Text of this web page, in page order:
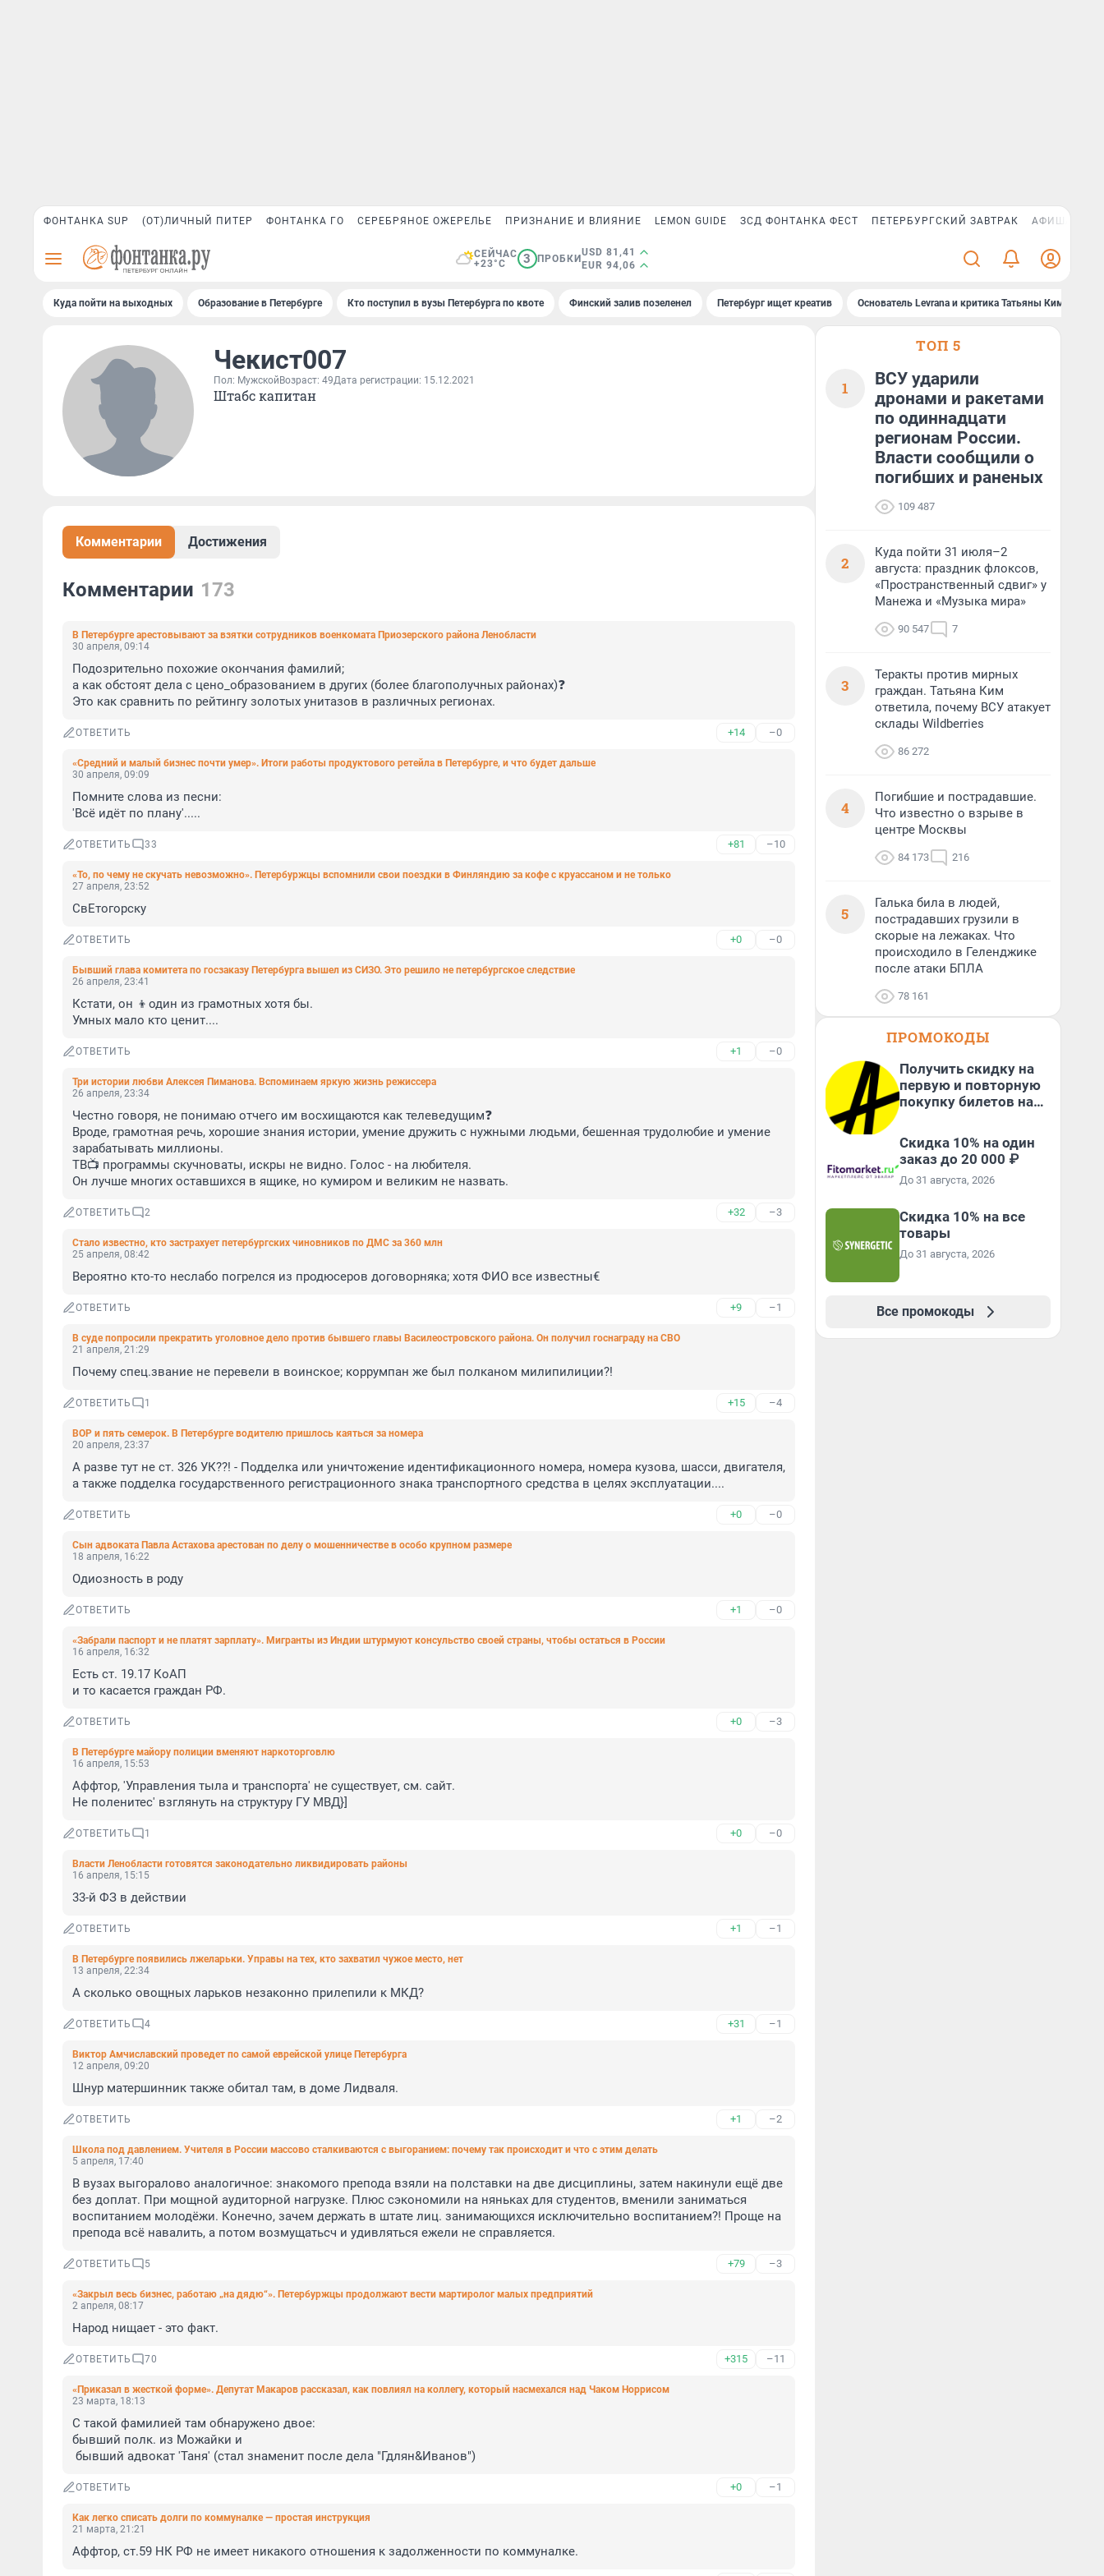
ФОНТАНКА SUP (ОТ)ЛИЧНЫЙ ПИТЕР ФОНТАНКА ГО СЕРЕБРЯНОЕ ОЖЕРЕЛЬЕ ПРИЗНАНИЕ И ВЛИЯНИЕ LEMON GUIDE ЗСД ФОНТАНКА ФЕСТ ПЕТЕРБУРГСКИЙ ЗАВТРАК АФИША PLUS
СЕЙЧАС
+23°C
3 ПРОБКИ
USD 81,41
EUR 94,06
Куда пойти на выходных Образование в Петербурге Кто поступил в вузы Петербурга по квоте Финский залив позеленел Петербург ищет креатив Основатель Levrana и критика Татьяны Ким
Чекист007
Пол: Мужской Возраст: 49Дата регистрации: 15.12.2021
Штабс капитан
Комментарии Достижения
Комментарии 173
В Петербурге арестовывают за взятки сотрудников военкомата Приозерского района Ленобласти
30 апреля, 09:14
Подозрительно похожие окончания фамилий;
а как обстоят дела с цено_образованием в других (более благополучных районах)❓
Это как сравнить по рейтингу золотых унитазов в различных регионах.
ОТВЕТИТЬ +14 –0
«Средний и малый бизнес почти умер». Итоги работы продуктового ретейла в Петербурге, и что будет дальше
30 апреля, 09:09
Помните слова из песни:
'Всё идёт по плану'.....
ОТВЕТИТЬ 33 +81 –10
«То, по чему не скучать невозможно». Петербуржцы вспомнили свои поездки в Финляндию за кофе с круассаном и не только
27 апреля, 23:52
СвЕтогорску
ОТВЕТИТЬ +0 –0
Бывший глава комитета по госзаказу Петербурга вышел из СИЗО. Это решило не петербургское следствие
26 апреля, 23:41
Кстати, он 👦один из грамотных хотя бы.
Умных мало кто ценит....
ОТВЕТИТЬ +1 –0
Три истории любви Алексея Пиманова. Вспоминаем яркую жизнь режиссера
26 апреля, 23:34
Честно говоря, не понимаю отчего им восхищаются как телеведущим❓
Вроде, грамотная речь, хорошие знания истории, умение дружить с нужными людьми, бешенная трудолюбие и умение
зарабатывать миллионы.
ТВ📺 программы скучноваты, искры не видно. Голос - на любителя.
Он лучше многих оставшихся в ящике, но кумиром и великим не назвать.
ОТВЕТИТЬ 2 +32 –3
Стало известно, кто застрахует петербургских чиновников по ДМС за 360 млн
25 апреля, 08:42
Вероятно кто-то неслабо погрелся из продюсеров договорняка; хотя ФИО все известны€
ОТВЕТИТЬ +9 –1
В суде попросили прекратить уголовное дело против бывшего главы Василеостровского района. Он получил госнаграду на СВО
21 апреля, 21:29
Почему спец.звание не перевели в воинское; коррумпан же был полканом милипилиции?!
ОТВЕТИТЬ 1 +15 –4
ВОР и пять семерок. В Петербурге водителю пришлось каяться за номера
20 апреля, 23:37
А разве тут не ст. 326 УК??! - Подделка или уничтожение идентификационного номера, номера кузова, шасси, двигателя,
а также подделка государственного регистрационного знака транспортного средства в целях эксплуатации....
ОТВЕТИТЬ +0 –0
Сын адвоката Павла Астахова арестован по делу о мошенничестве в особо крупном размере
18 апреля, 16:22
Одиозность в роду
ОТВЕТИТЬ +1 –0
«Забрали паспорт и не платят зарплату». Мигранты из Индии штурмуют консульство своей страны, чтобы остаться в России
16 апреля, 16:32
Есть ст. 19.17 КоАП
и то касается граждан РФ.
ОТВЕТИТЬ +0 –3
В Петербурге майору полиции вменяют наркоторговлю
16 апреля, 15:53
Аффтор, 'Управления тыла и транспорта' не существует, см. сайт.
Не поленитес' взглянуть на структуру ГУ МВД}]
ОТВЕТИТЬ 1 +0 –0
Власти Ленобласти готовятся законодательно ликвидировать районы
16 апреля, 15:15
33-й ФЗ в действии
ОТВЕТИТЬ +1 –1
В Петербурге появились лжеларьки. Управы на тех, кто захватил чужое место, нет
13 апреля, 22:34
А сколько овощных ларьков незаконно прилепили к МКД?
ОТВЕТИТЬ 4 +31 –1
Виктор Амчиславский проведет по самой еврейской улице Петербурга
12 апреля, 09:20
Шнур матершинник также обитал там, в доме Лидваля.
ОТВЕТИТЬ +1 –2
Школа под давлением. Учителя в России массово сталкиваются с выгоранием: почему так происходит и что с этим делать
5 апреля, 17:40
В вузах выгоралово аналогичное: знакомого препода взяли на полставки на две дисциплины, затем накинули ещё две
без доплат. При мощной аудиторной нагрузке. Плюс сэкономили на няньках для студентов, вменили заниматься
воспитанием молодёжи. Конечно, зачем держать в штате лиц. занимающихся исключительно воспитанием?! Проще на
препода всё навалить, а потом возмущатьсч и удивляться ежели не справляется.
ОТВЕТИТЬ 5 +79 –3
«Закрыл весь бизнес, работаю „на дядю“». Петербуржцы продолжают вести мартиролог малых предприятий
2 апреля, 08:17
Народ нищает - это факт.
ОТВЕТИТЬ 70 +315 –11
«Приказал в жесткой форме». Депутат Макаров рассказал, как повлиял на коллегу, который насмехался над Чаком Норрисом
23 марта, 18:13
С такой фамилией там обнаружено двое:
бывший полк. из Можайки и
бывший адвокат 'Таня' (стал знаменит после дела "Гдлян&Иванов")
ОТВЕТИТЬ +0 –1
Как легко списать долги по коммуналке — простая инструкция
21 марта, 21:21
Аффтор, ст.59 НК РФ не имеет никакого отношения к задолженности по коммуналке.
ТОП 5
1
ВСУ ударили
дронами и ракетами
по одиннадцати
регионам России.
Власти сообщили о
погибших и раненых
109 487
2
Куда пойти 31 июля–2
августа: праздник флоксов,
«Пространственный сдвиг» у
Манежа и «Музыка мира»
90 547 7
3
Теракты против мирных
граждан. Татьяна Ким
ответила, почему ВСУ атакует
склады Wildberries
86 272
4
Погибшие и пострадавшие.
Что известно о взрыве в
центре Москвы
84 173 216
5
Галька била в людей,
пострадавших грузили в
скорые на лежаках. Что
происходило в Геленджике
после атаки БПЛА
78 161
ПРОМОКОДЫ
Получить скидку на
первую и повторную
покупку билетов на
Скидка 10% на один
заказ до 20 000 ₽
До 31 августа, 2026
Скидка 10% на все
товары
До 31 августа, 2026
Все промокоды